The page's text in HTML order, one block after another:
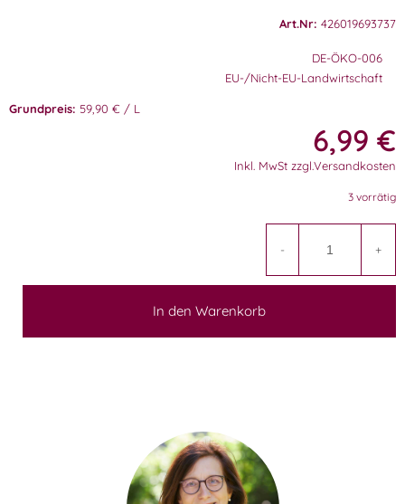
Art.Nr: 426019693737
DE-ÖKO-006
EU-/Nicht-EU-Landwirtschaft
Grundpreis: 59,90 € / L
6,99 €
Inkl. MwSt zzgl.Versandkosten
3 vorrätig
- +
In den Warenkorb